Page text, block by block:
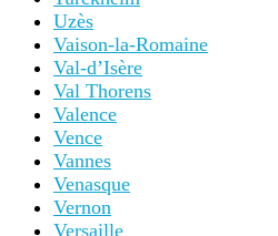
Uzès
Vaison-la-Romaine
Val-d’Isère
Val Thorens
Valence
Vence
Vannes
Venasque
Vernon
Versaille